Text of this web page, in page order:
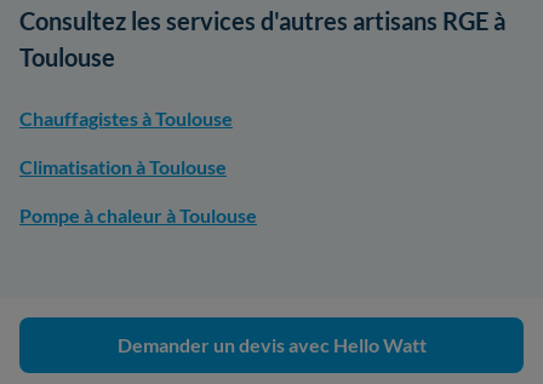
Consultez les services d'autres artisans RGE à
Toulouse
Chauffagistes à Toulouse
Climatisation à Toulouse
Pompe à chaleur à Toulouse
Demander un devis avec Hello Watt